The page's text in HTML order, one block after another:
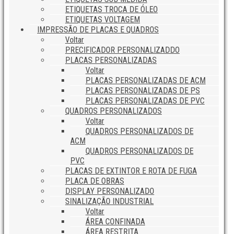
ETIQUETAS TROCA DE ÓLEO
ETIQUETAS VOLTAGEM
IMPRESSÃO DE PLACAS E QUADROS
Voltar
PRECIFICADOR PERSONALIZADDO
PLACAS PERSONALIZADAS
Voltar
PLACAS PERSONALIZADAS DE ACM
PLACAS PERSONALIZADAS DE PS
PLACAS PERSONALIZADAS DE PVC
QUADROS PERSONALIZADOS
Voltar
QUADROS PERSONALIZADOS DE
ACM
QUADROS PERSONALIZADOS DE
PVC
PLACAS DE EXTINTOR E ROTA DE FUGA
PLACA DE OBRAS
DISPLAY PERSONALIZADO
SINALIZAÇÃO INDUSTRIAL
Voltar
ÁREA CONFINADA
ÁREA RESTRITA